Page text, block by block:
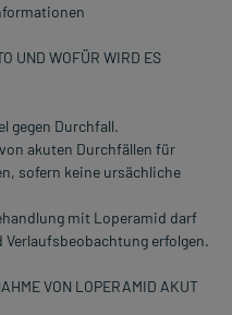
UND WOFÜR WIRD ES
gegen Durchfall.
akuten Durchfällen für
sofern keine ursächliche
mit Loperamid darf
erfolgen.
VON LOPERAMID AKUT